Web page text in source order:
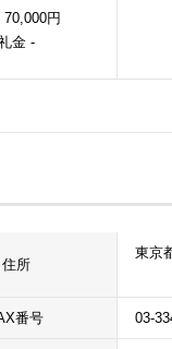
70,000円
金 -
住所
東京
番号 03-